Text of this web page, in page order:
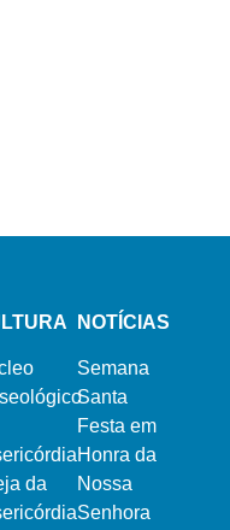
da
NOTÍCIAS
Semana
Santa
Festa em
Honra da
Nossa
Senhora